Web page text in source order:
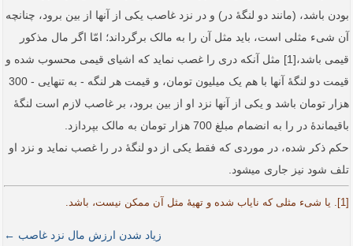
بودن باشد، (مانند دو لنگۀ در) و در نزد غاصب یکی از آنها از بین برود، چنانچه
آن شیء مثلی است، باید مثل آن را به مالک برگرداند؛ امّا اگر مال مذکور
قیمی باشد،[1] مثل آنکه دری را غصب نماید که اشیای قیمی محسوب شده و
قیمت دو لنگۀ آنها با هم یک میلیون تومان، و قیمت هر لنگه - به تنهایی - 300
هزار تومان باشد و یکی از آنها نزد او از بین برود، بر غاصب لازم است لنگۀ
باقیماندۀ در را به انضمام مبلغ 700 هزار تومان به مالک بپردازد.
حکم ذکر شده، در موردی که فقط یکی از دو لنگۀ در را غصب نماید و نزد او
تلف شود نیز جاری می­شود.
[1]. یا شیء مثلی که نایاب شده و تهیۀ مثل آن ممکن نیست، باشد.
زیاد شدن ارزش مال نزد غاصب ←